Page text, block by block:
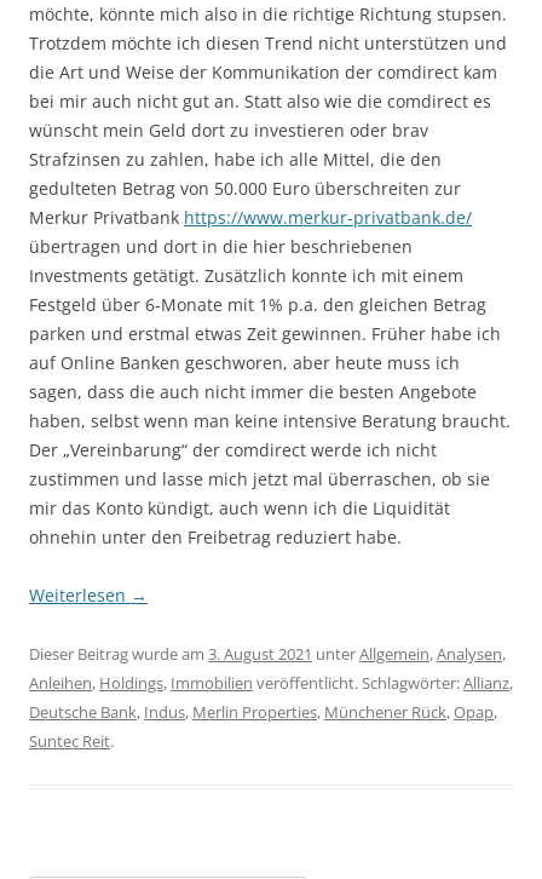
möchte, könnte mich also in die richtige Richtung stupsen.
Trotzdem möchte ich diesen Trend nicht unterstützen und
die Art und Weise der Kommunikation der comdirect kam
bei mir auch nicht gut an. Statt also wie die comdirect es
wünscht mein Geld dort zu investieren oder brav
Strafzinsen zu zahlen, habe ich alle Mittel, die den
gedulteten Betrag von 50.000 Euro überschreiten zur
Merkur Privatbank https://www.merkur-privatbank.de/
übertragen und dort in die hier beschriebenen
Investments getätigt. Zusätzlich konnte ich mit einem
Festgeld über 6-Monate mit 1% p.a. den gleichen Betrag
parken und erstmal etwas Zeit gewinnen. Früher habe ich
auf Online Banken geschworen, aber heute muss ich
sagen, dass die auch nicht immer die besten Angebote
haben, selbst wenn man keine intensive Beratung braucht.
Der „Vereinbarung“ der comdirect werde ich nicht
zustimmen und lasse mich jetzt mal überraschen, ob sie
mir das Konto kündigt, auch wenn ich die Liquidität
ohnehin unter den Freibetrag reduziert habe.
Weiterlesen →
Dieser Beitrag wurde am 3. August 2021 unterAllgemein,Analysen,
Anleihen, Holdings, Immobilien veröffentlicht. Schlagwörter:Allianz,
Deutsche Bank, Indus, Merlin Properties, Münchener Rück,Opap,
Suntec Reit.